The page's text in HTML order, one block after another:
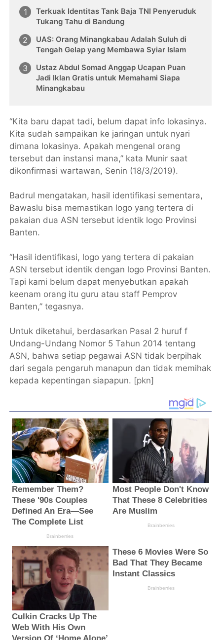
Terkuak Identitas Tank Baja TNI Penyeruduk
Tukang Tahu di Bandung
UAS: Orang Minangkabau Adalah Suluh di
Tengah Gelap yang Membawa Syiar Islam
Ustaz Abdul Somad Anggap Ucapan Puan
Jadi Iklan Gratis untuk Memahami Siapa
Minangkabau
“Kita baru dapat tadi, belum dapat info lokasinya.
Kita sudah sampaikan ke jaringan untuk nyari
dimana lokasinya. Apakah mengenal orang
tersebut dan instansi mana,” kata Munir saat
dikonfirmasi wartawan, Senin (18/3/2019).
Badrul mengatakan, hasil identifikasi sementara,
Bawaslu bisa memastikan logo yang tertera di
pakaian dua ASN tersebut identik logo Provinsi
Banten.
“Hasil identifikasi, logo yang tertera di pakaian
ASN tersebut identik dengan logo Provinsi Banten.
Tapi kami belum dapat menyebutkan apakah
keenam orang itu guru atau staff Pemprov
Banten,” tegasnya.
Untuk diketahui, berdasarkan Pasal 2 huruf f
Undang-Undang Nomor 5 Tahun 2014 tentang
ASN, bahwa setiap pegawai ASN tidak berpihak
dari segala pengaruh manapun dan tidak memihak
kepada kepentingan siapapun. [pkn]